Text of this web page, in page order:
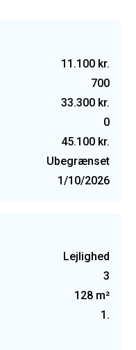
11.100 kr.
700
33.300 kr.
0
45.100 kr.
Ubegrænset
1/10/2026
Lejlighed
3
128 m²
1.